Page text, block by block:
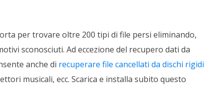
per trovare oltre 200 tipi di file persi eliminando,
sconosciuti. Ad eccezione del recupero dati da
anche di recuperare file cancellati da dischi rigidi
musicali, ecc. Scarica e installa subito questo